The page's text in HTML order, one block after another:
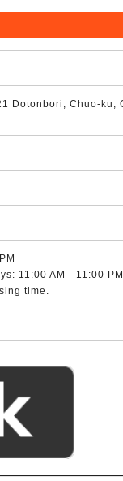
Dotonbori, Chuo-ku,
11:00 AM - 11:00 PM
time.